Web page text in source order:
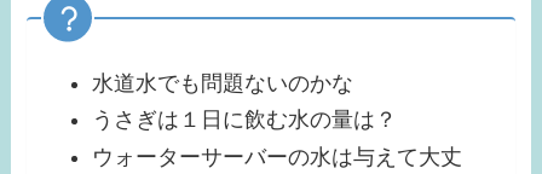
水道水でも問題ないのかな
うさぎは１日に飲む水の量は？
ウォーターサーバーの水は与えて大丈